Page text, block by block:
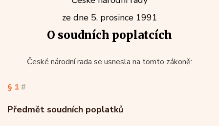
ze dne 5. prosince 1991
O soudních poplatcích
České národní rada se usnesla na tomto zákoně:
§ 1 #
Předmět soudních poplatků